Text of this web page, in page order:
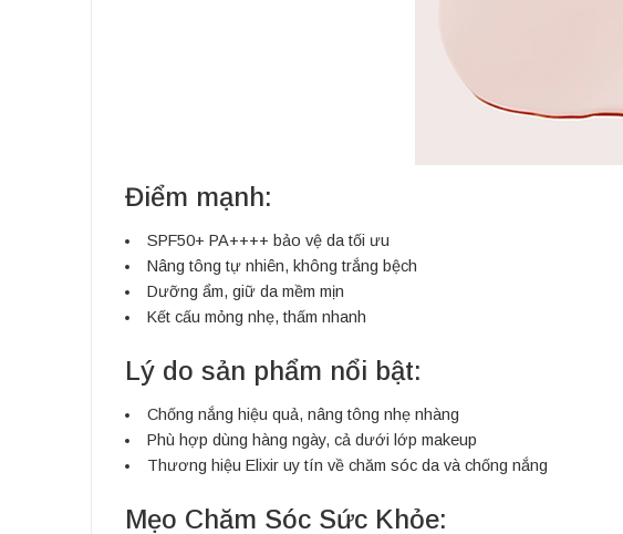
Điểm mạnh:
SPF50+ PA++++ bảo vệ da tối ưu
Nâng tông tự nhiên, không trắng bệch
Dưỡng ẩm, giữ da mềm mịn
Kết cấu mỏng nhẹ, thấm nhanh
Lý do sản phẩm nổi bật:
Chống nắng hiệu quả, nâng tông nhẹ nhàng
Phù hợp dùng hàng ngày, cả dưới lớp makeup
Thương hiệu Elixir uy tín về chăm sóc da và chống nắng
Mẹo Chăm Sóc Sức Khỏe: